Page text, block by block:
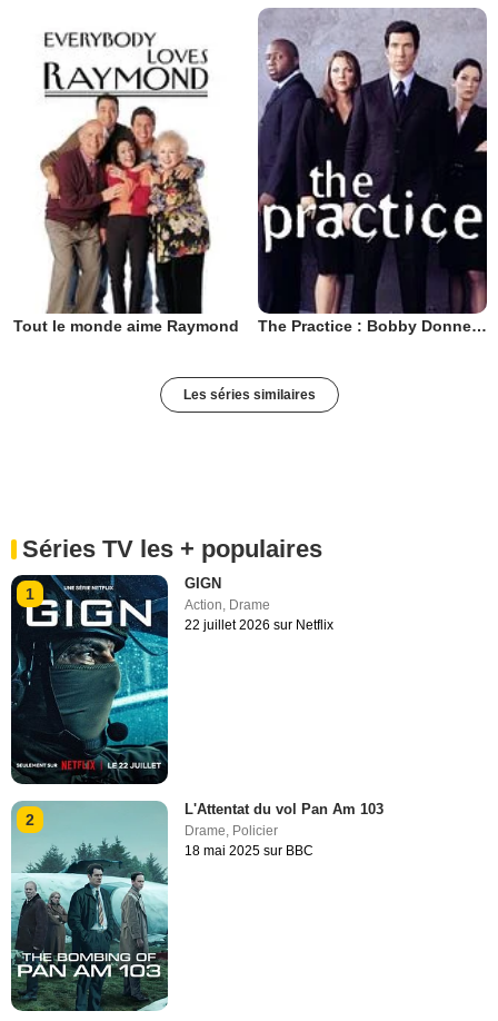
Tout le monde aime Raymond The Practice : Bobby Donnell & associés
Les séries similaires
Séries TV les + populaires
1
GIGN
Action, Drame
22 juillet 2026 sur Netflix
2
L'Attentat du vol Pan Am 103
Drame, Policier
18 mai 2025 sur BBC